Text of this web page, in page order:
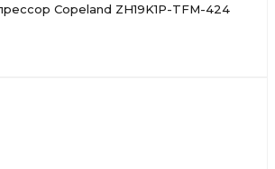
Copeland ZH19K1P-TFM-424